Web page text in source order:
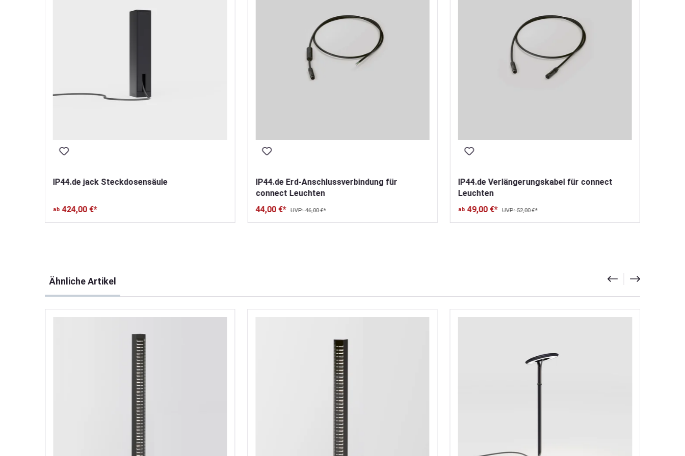
IP44.de jack Steckdosensäule
ab 424,00 €*
IP44.de Erd-Anschlussverbindung für
connect Leuchten
44,00 €*
UVP: 46,00 €*
IP44.de Verlängerungskabel für connect
Leuchten
ab 49,00 €* UVP: 52,00 €*
Ähnliche Artikel